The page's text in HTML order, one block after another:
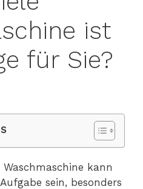
ist
für Sie?
kann
sein, besonders